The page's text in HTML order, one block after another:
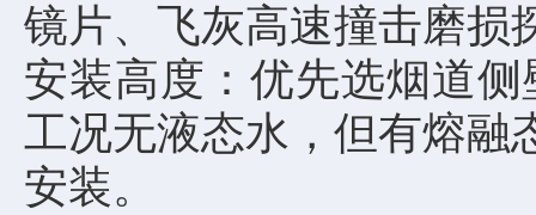
镜片、飞灰高速撞击磨损
安装高度：优先选烟道
工况无液态水，但有熔融
安装。